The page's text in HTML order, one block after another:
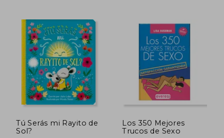
10% $ 23.698 50% $
Tú Serás mi Rayito de
Sol?
Los 350 Mejores
Trucos de Sexo